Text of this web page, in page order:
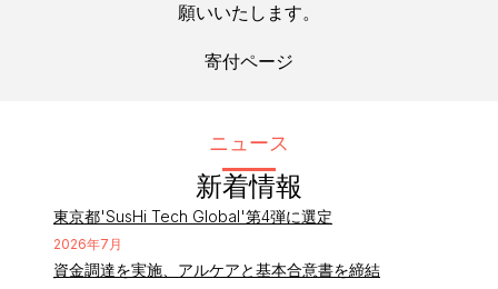
願いいたします。
寄付ページ
ニュース
新着情報
東京都'SusHi Tech Global'第4弾に選定
2026年7月
資金調達を実施、アルケアと基本合意書を締結